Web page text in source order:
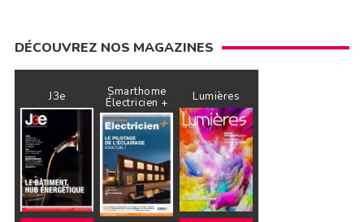
DÉCOUVREZ NOS MAGAZINES
J3e Smarthome
Électricien + Lumières